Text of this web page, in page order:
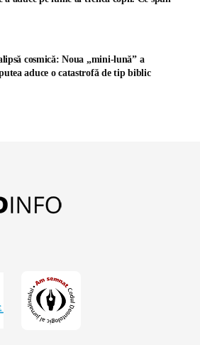
cosmică: Noua „mini-lună” a
aduce o catastrofă de tip biblic